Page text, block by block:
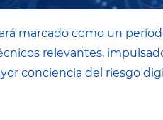
marcado como un
relevantes,
conciencia del riesgo